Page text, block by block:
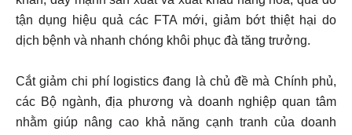
tận dụng hiệu quả các FTA mới, giảm bớt thiệt hại do
dịch bệnh và nhanh chóng khôi phục đà tăng trưởng.
Cắt giảm chi phí logistics đang là chủ đề mà Chính phủ,
các Bộ ngành, địa phương và doanh nghiệp quan tâm
nhằm giúp nâng cao khả năng cạnh tranh của doanh